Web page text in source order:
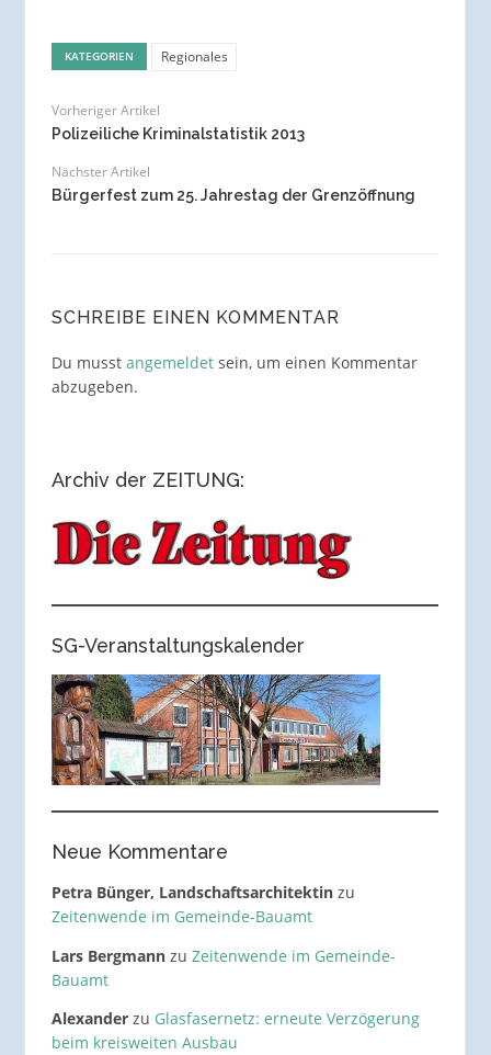
KATEGORIEN Regionales
Vorheriger Artikel
Polizeiliche Kriminalstatistik 2013
Nächster Artikel
Bürgerfest zum 25. Jahrestag der Grenzöffnung
SCHREIBE EINEN KOMMENTAR
Du musst angemeldetsein, um einen Kommentar
abzugeben.
Archiv der ZEITUNG:
SG-Veranstaltungskalender
Neue Kommentare
Petra Bünger, Landschaftsarchitektinzu
Zeitenwende im Gemeinde-Bauamt
Lars Bergmannzu Zeitenwende im Gemeinde-
Bauamt
Alexanderzu Glasfasernetz: erneute Verzögerung
beim kreisweiten Ausbau